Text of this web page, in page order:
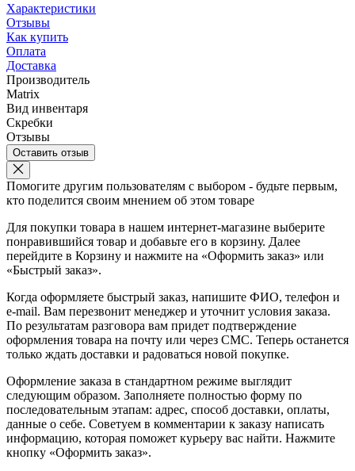
Характеристики
Отзывы
Как купить
Оплата
Доставка
Производитель
Matrix
Вид инвентаря
Скребки
Отзывы
Оставить отзыв
Помогите другим пользователям с выбором - будьте первым,
кто поделится своим мнением об этом товаре
Для покупки товара в нашем интернет-магазине выберите
понравившийся товар и добавьте его в корзину. Далее
перейдите в Корзину и нажмите на «Оформить заказ» или
«Быстрый заказ».
Когда оформляете быстрый заказ, напишите ФИО, телефон и
e-mail. Вам перезвонит менеджер и уточнит условия заказа.
По результатам разговора вам придет подтверждение
оформления товара на почту или через СМС. Теперь останется
только ждать доставки и радоваться новой покупке.
Оформление заказа в стандартном режиме выглядит
следующим образом. Заполняете полностью форму по
последовательным этапам: адрес, способ доставки, оплаты,
данные о себе. Советуем в комментарии к заказу написать
информацию, которая поможет курьеру вас найти. Нажмите
кнопку «Оформить заказ».